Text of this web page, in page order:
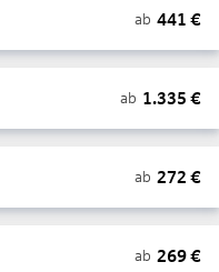
ab 441 €
ab 1.335 €
ab 272 €
ab 269€